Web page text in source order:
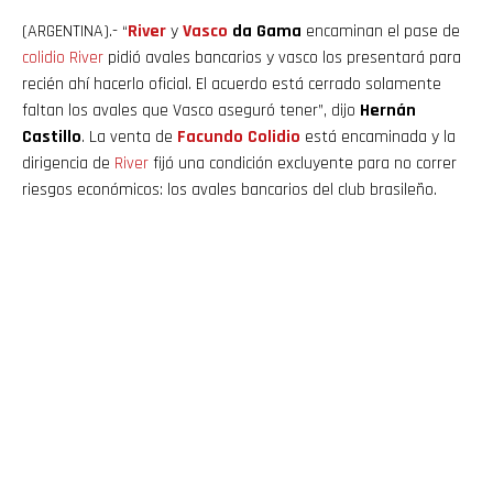
(ARGENTINA).- “RiveryVasco da Gama encaminan el pase de
colidio River pidió avales bancarios y vasco los presentará para
recién ahí hacerlo oficial. El acuerdo está cerrado solamente
faltan los avales que Vasco aseguró tener”, dijo Hernán
Castillo. La venta de Facundo Colidio está encaminada y la
dirigencia de Riverfijó una condición excluyente para no correr
riesgos económicos: los avales bancarios del club brasileño.